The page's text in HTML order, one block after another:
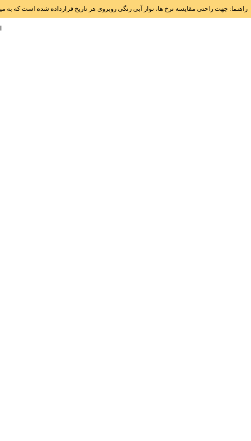
راهنما: جهت راحتی مقایسه نرخ ها، نوار آبی رنگی روبروی هر تاریخ قرارداده شده است که